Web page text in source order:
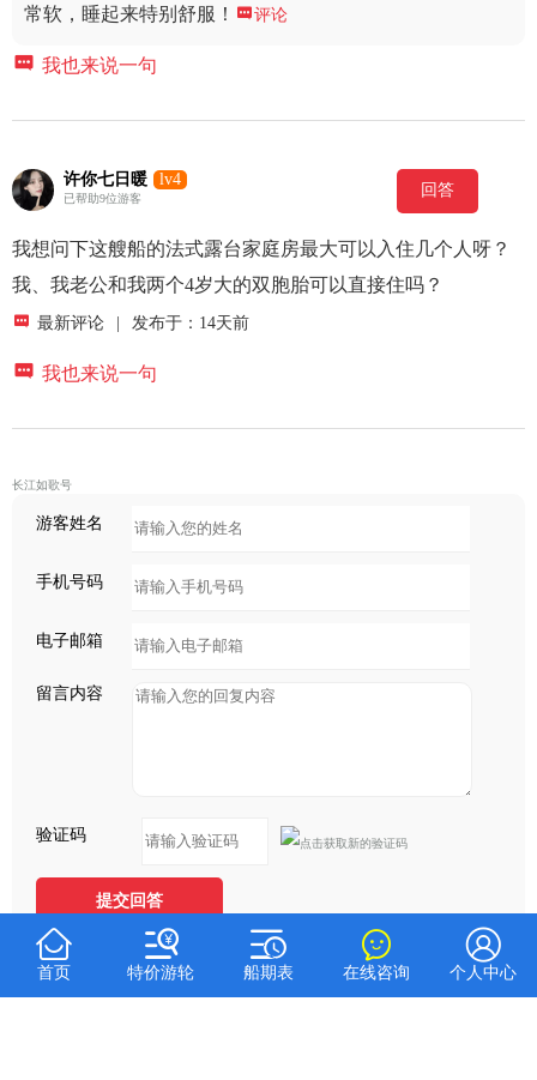
常软，睡起来特别舒服！ 评论
 我也来说一句
许你七日暖 lv4
已帮助9位游客 回答
我想问下这艘船的法式露台家庭房最大可以入住几个人呀？
我、我老公和我两个4岁大的双胞胎可以直接住吗？
 最新评论 | 发布于：14天前
 我也来说一句
长江如歌号
游客姓名
手机号码
电子邮箱
留言内容
验证码
提交回答
Copyright © 三峡游轮网上售票大厅

首页

特价游轮

船期表

在线咨询

个人中心